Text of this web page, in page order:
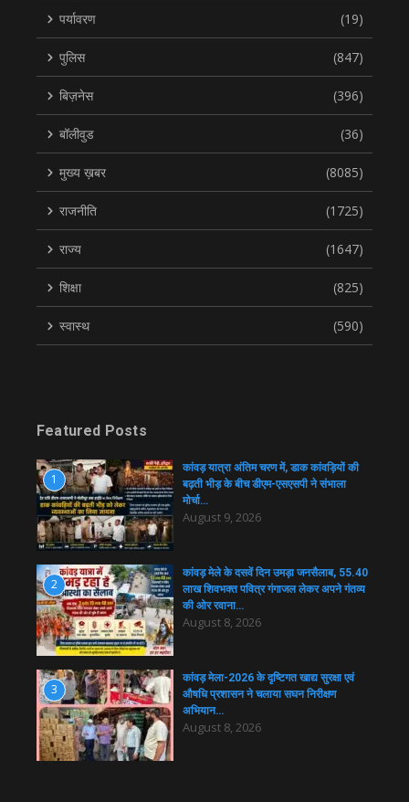
पर्यावरण (19)
पुलिस (847)
बिज़नेस (396)
बॉलीवुड (36)
मुख्य ख़बर (8085)
राजनीति (1725)
राज्य (1647)
शिक्षा (825)
स्वास्थ (590)
Featured Posts
1
कांवड़ यात्रा अंतिम चरण में, डाक कांवड़ियों की
बढ़ती भीड़ के बीच डीएम-एसएसपी ने संभाला
मोर्चा…
August 9, 2026
2
कांवड़ मेले के दसवें दिन उमड़ा जनसैलाब, 55.40
लाख शिवभक्त पवित्र गंगाजल लेकर अपने गंतव्य
की ओर रवाना…
August 8, 2026
3
कांवड़ मेला-2026 के दृष्टिगत खाद्य सुरक्षा एवं
औषधि प्रशासन ने चलाया सघन निरीक्षण
अभियान…
August 8, 2026